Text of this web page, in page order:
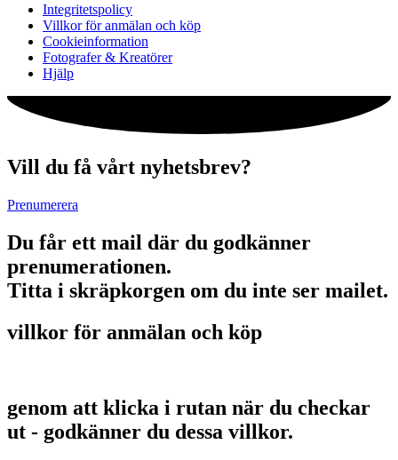
Integritetspolicy
Villkor för anmälan och köp
Cookieinformation
Fotografer & Kreatörer
Hjälp
Vill du få vårt nyhetsbrev?
Prenumerera
Du får ett mail där du godkänner
prenumerationen.
Titta i skräpkorgen om du inte ser mailet.
villkor för anmälan och köp
genom att klicka i rutan när du checkar
ut - godkänner du dessa villkor.